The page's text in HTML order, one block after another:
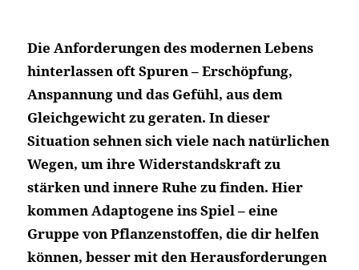
Die Anforderungen des modernen Lebens
hinterlassen oft Spuren – Erschöpfung,
Anspannung und das Gefühl, aus dem
Gleichgewicht zu geraten. In dieser
Situation sehnen sich viele nach natürlichen
Wegen, um ihre Widerstandskraft zu
stärken und innere Ruhe zu finden. Hier
kommen Adaptogene ins Spiel – eine
Gruppe von Pflanzenstoffen, die dir helfen
können, besser mit den Herausforderungen